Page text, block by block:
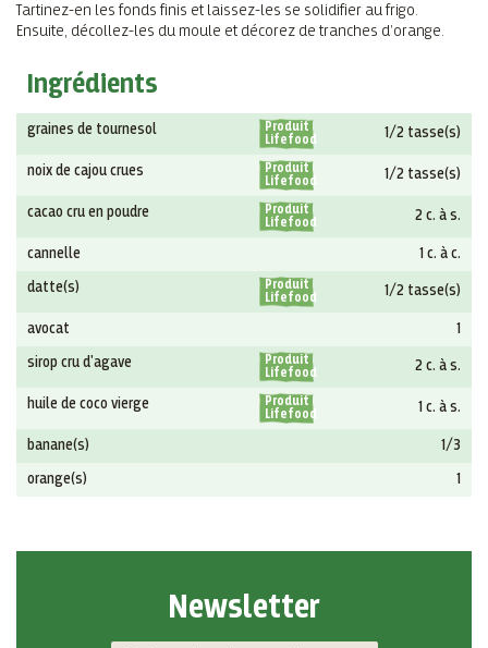
Tartinez-en les fonds finis et laissez-les se solidifier au frigo.
Ensuite, décollez-les du moule et décorez de tranches d’orange.
Ingrédients
graines de tournesol
Produit
Lifefood
1/2 tasse(s)
noix de cajou crues
Produit
Lifefood
1/2 tasse(s)
cacao cru en poudre
Produit
Lifefood
2 c. à s.
cannelle 1 c. à c.
datte(s)
Produit
Lifefood
1/2 tasse(s)
avocat 1
sirop cru d'agave
Produit
Lifefood
2 c. à s.
huile de coco vierge
Produit
Lifefood
1 c. à s.
banane(s) 1/3
orange(s) 1
Newsletter